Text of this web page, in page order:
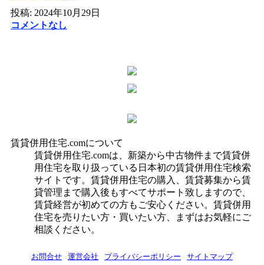
投稿: 2024年10月29日
コメントなし
賃貸併用住宅.comについて
賃貸併用住宅.comは、新築から中古物件まで賃貸併
用住宅を取り扱っている日本初の賃貸併用住宅検索
サイトです。賃貸併用住宅の購入、賃貸募集から賃
貸管理まで購入後もすべてサポート致しますので、
賃貸経営が初めての方もご安心ください。賃貸併用
住宅を売りたい方・買いたい方、まずはお気軽にご
相談ください。
お問合せ 運営会社 プライバシーポリシー サイトマップ